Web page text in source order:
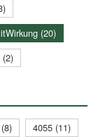
(20)
(2)
4055 (11)